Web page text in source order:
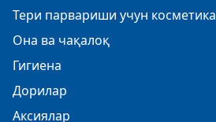
Тери парвариши учун косметика
Она ва чақалоқ
Гигиена
Дорилар
Аксиялар